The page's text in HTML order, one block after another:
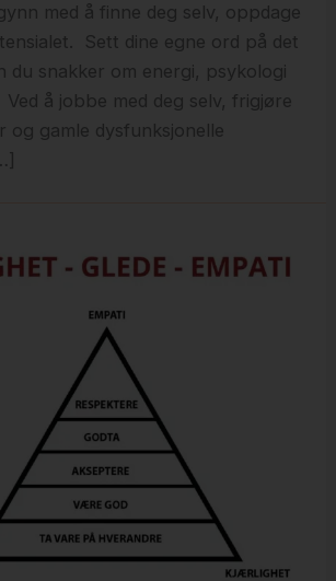
med å finne deg selv, oppdage
Sett dine egne ord på det
du snakker om energi, psykologi
å jobbe med deg selv, frigjøre
og gamle dysfunksjonelle